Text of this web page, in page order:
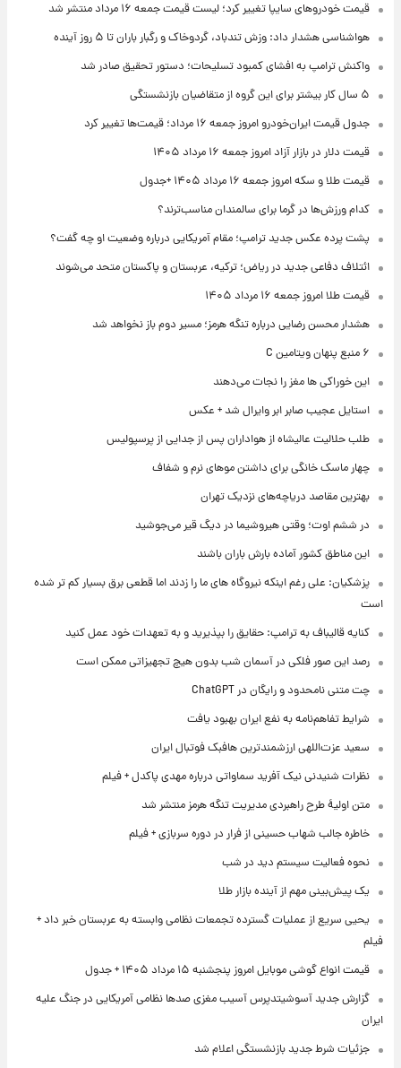
قیمت خودروهای سایپا تغییر کرد؛ لیست قیمت جمعه ۱۶ مرداد منتشر شد
هواشناسی هشدار داد: وزش تندباد، گردوخاک و رگبار باران تا ۵ روز آینده
واکنش ترامپ به افشای کمبود تسلیحات؛ دستور تحقیق صادر شد
۵ سال کار بیشتر برای این گروه از متقاضیان بازنشستگی
جدول قیمت ایران‌خودرو امروز جمعه ۱۶ مرداد؛ قیمت‌ها تغییر کرد
قیمت دلار در بازار آزاد امروز جمعه ۱۶ مرداد ۱۴۰۵
قیمت طلا و سکه امروز جمعه ۱۶ مرداد ۱۴۰۵ +جدول
کدام ورزش‌ها در گرما برای سالمندان مناسب‌ترند؟
پشت پرده عکس جدید ترامپ؛ مقام آمریکایی درباره وضعیت او چه گفت؟
ائتلاف دفاعی جدید در ریاض؛ ترکیه، عربستان و پاکستان متحد می‌شوند
قیمت طلا امروز جمعه ۱۶ مرداد ۱۴۰۵
هشدار محسن رضایی درباره تنگه هرمز؛ مسیر دوم باز نخواهد شد
۶ منبع پنهان ویتامین C
این خوراکی ها مغز را نجات می‌دهند
استایل عجیب صابر ابر وایرال شد + عکس
طلب حلالیت عالیشاه از هواداران پس از جدایی از پرسپولیس
چهار ماسک خانگی برای داشتن موهای نرم و شفاف
بهترین مقاصد دریاچه‌های نزدیک تهران
در ششم اوت؛ وقتی هیروشیما در دیگ قیر می‌جوشید
این مناطق کشور آماده بارش باران باشند
پزشکیان: علی رغم اینکه نیروگاه های ما را زدند اما قطعی برق بسیار کم تر شده
است
کنایه قالیباف به ترامپ: حقایق را بپذیرید و به تعهدات خود عمل کنید
رصد این صور فلکی در آسمان شب بدون هیچ تجهیزاتی ممکن است
چت متنی نامحدود و رایگان در ChatGPT
شرایط تفاهم‌نامه به نفع ایران بهبود یافت
سعید عزت‌اللهی ارزشمندترین هافبک فوتبال ایران
نظرات شنیدنی نیک آفرید سماواتی درباره مهدی پاکدل + فیلم
متن اولیۀ طرح راهبردی مدیریت تنگه هرمز منتشر شد
خاطره جالب شهاب حسینی از فرار در دوره سربازی + فیلم
نحوه فعالیت سیستم دید در شب
یک پیش‌بینی مهم از آینده بازار طلا
یحیی سریع از عملیات گسترده تجمعات نظامی وابسته به عربستان خبر داد +
فیلم
قیمت انواع گوشی موبایل امروز پنجشنبه ۱۵ مرداد ۱۴۰۵ + جدول
گزارش جدید آسوشیتدپرس آسیب مغزی صدها نظامی آمریکایی در جنگ علیه
ایران
جزئیات شرط جدید بازنشستگی اعلام شد